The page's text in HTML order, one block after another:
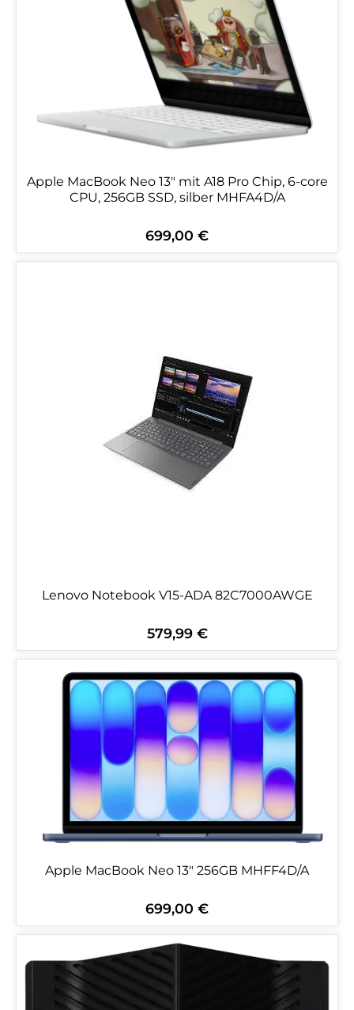
Apple MacBook Neo 13" mit A18 Pro Chip, 6-core
CPU, 256GB SSD, silber MHFA4D/A
Regulärer Preis:
699,00 €
Lenovo Notebook V15-ADA 82C7000AWGE
Regulärer Preis:
579,99 €
Apple MacBook Neo 13" 256GB MHFF4D/A
Regulärer Preis:
699,00 €